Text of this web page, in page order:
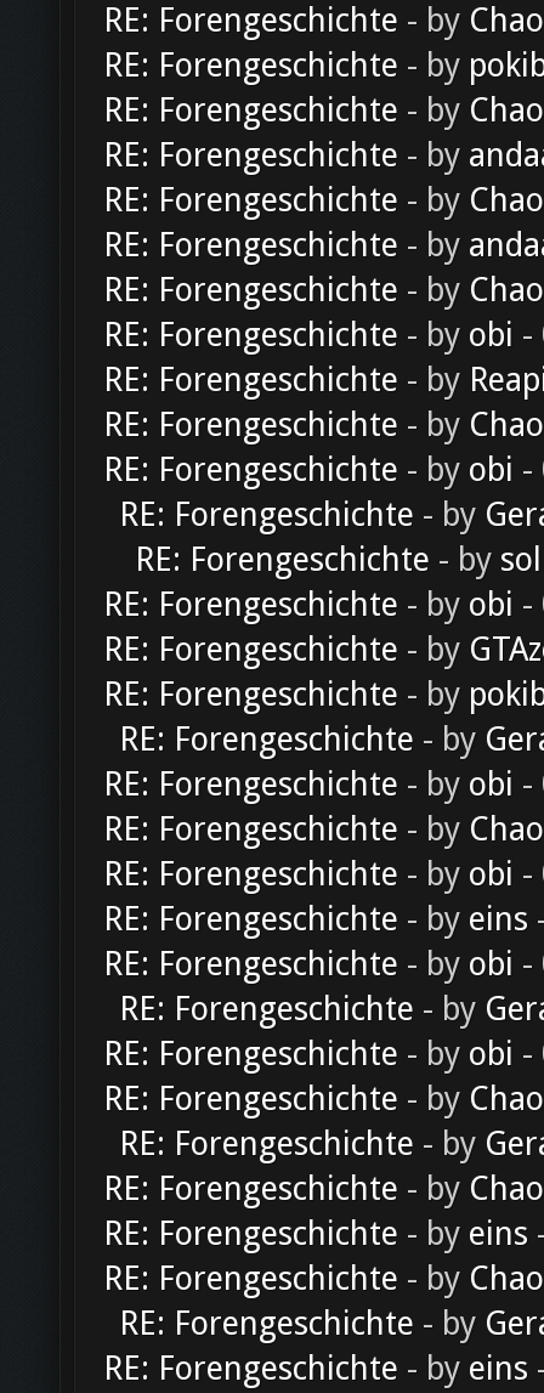
RE: Forengeschichte - by
RE: Forengeschichte - by
RE: Forengeschichte - by
RE: Forengeschichte - by
RE: Forengeschichte - by
RE: Forengeschichte - by
RE: Forengeschichte - by
RE: Forengeschichte - by obi -
RE: Forengeschichte - by
RE: Forengeschichte - by
RE: Forengeschichte - by obi -
RE: Forengeschichte - by
RE: Forengeschichte - by
RE: Forengeschichte - by obi -
RE: Forengeschichte - by
RE: Forengeschichte - by
RE: Forengeschichte - by
RE: Forengeschichte - by obi -
RE: Forengeschichte - by
RE: Forengeschichte - by obi -
RE: Forengeschichte - by eins
RE: Forengeschichte - by obi -
RE: Forengeschichte - by
RE: Forengeschichte - by obi -
RE: Forengeschichte - by
RE: Forengeschichte - by
RE: Forengeschichte - by
RE: Forengeschichte - by eins
RE: Forengeschichte - by
RE: Forengeschichte - by
RE: Forengeschichte - by eins